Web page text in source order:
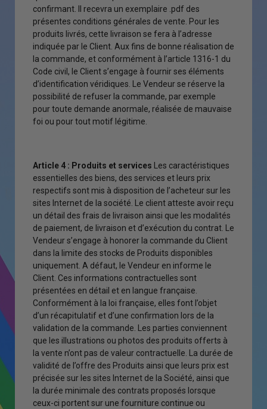
confirmant. Il recevra un exemplaire .pdf des
présentes conditions générales de vente. Pour les
produits livrés, cette livraison se fera à l’adresse
indiquée par le Client. Aux fins de bonne réalisation de
la commande, et conformément à l’article 1316-1 du
Code civil, le Client s’engage à fournir ses éléments
d’identification véridiques. Le Vendeur se réserve la
possibilité de refuser la commande, par exemple
pour toute demande anormale, réalisée de mauvaise
foi ou pour tout motif légitime.
Article 4 : Produits et services Les caractéristiques
essentielles des biens, des services et leurs prix
respectifs sont mis à disposition de l’acheteur sur les
sites Internet de la société. Le client atteste avoir reçu
un détail des frais de livraison ainsi que les modalités
de paiement, de livraison et d’exécution du contrat. Le
Vendeur s’engage à honorer la commande du Client
dans la limite des stocks de Produits disponibles
uniquement. A défaut, le Vendeur en informe le
Client. Ces informations contractuelles sont
présentées en détail et en langue française.
Conformément à la loi française, elles font l’objet
d’un récapitulatif et d’une confirmation lors de la
validation de la commande. Les parties conviennent
que les illustrations ou photos des produits offerts à
la vente n’ont pas de valeur contractuelle. La durée de
validité de l’offre des Produits ainsi que leurs prix est
précisée sur les sites Internet de la Société, ainsi que
la durée minimale des contrats proposés lorsque
ceux-ci portent sur une fourniture continue ou